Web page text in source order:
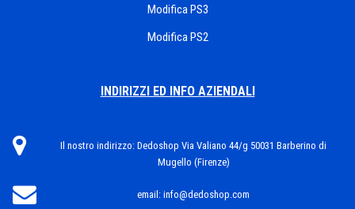
Modifica PS3
Modifica PS2
INDIRIZZI ED INFO AZIENDALI
Il nostro indirizzo: Dedoshop Via Valiano 44/g 50031 Barberino di
Mugello (Firenze)
email: info@dedoshop.com